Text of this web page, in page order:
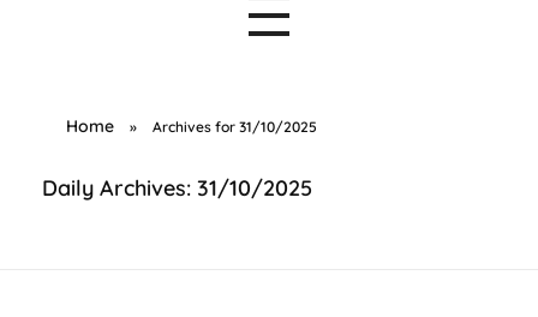
Home » Archives for 31/10/2025
Daily Archives: 31/10/2025